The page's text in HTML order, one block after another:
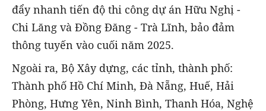
đẩy nhanh tiến độ thi công dự án Hữu Nghị -
Chi Lăng và Đồng Đăng - Trà Lĩnh, bảo đảm
thông tuyến vào cuối năm 2025.
Ngoài ra, Bộ Xây dựng, các tỉnh, thành phố:
Thành phố Hồ Chí Minh, Đà Nẵng, Huế, Hải
Phòng, Hưng Yên, Ninh Bình, Thanh Hóa, Nghệ